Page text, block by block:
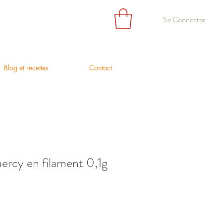
Se Connecter
Blog et recettes Contact
en filament 0,1g